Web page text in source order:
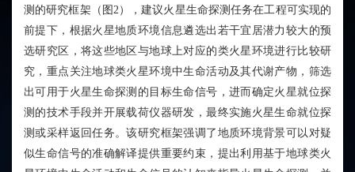
测的研究框架（图 2 ），建议火星生命探测任务在工程可实现的
前提下，根据火星地质环境信息遴选出若干宜居潜力较大的预
选研究区，将这些地区与地球上对应的类火星环境进行比较研
究，重点关注地球类火星环境中生命活动及其代谢产物，筛选
出可用于火星生命探测的目标生命信号，进而确定火星就位探
测的技术手段并开展载荷仪器研发，最终实施火星生命就位探
测或采样返回任务。该研究框架强调了地质环境背景可以对疑
似生命信号的准确解译提供重要约束，提出利用基于地球类火